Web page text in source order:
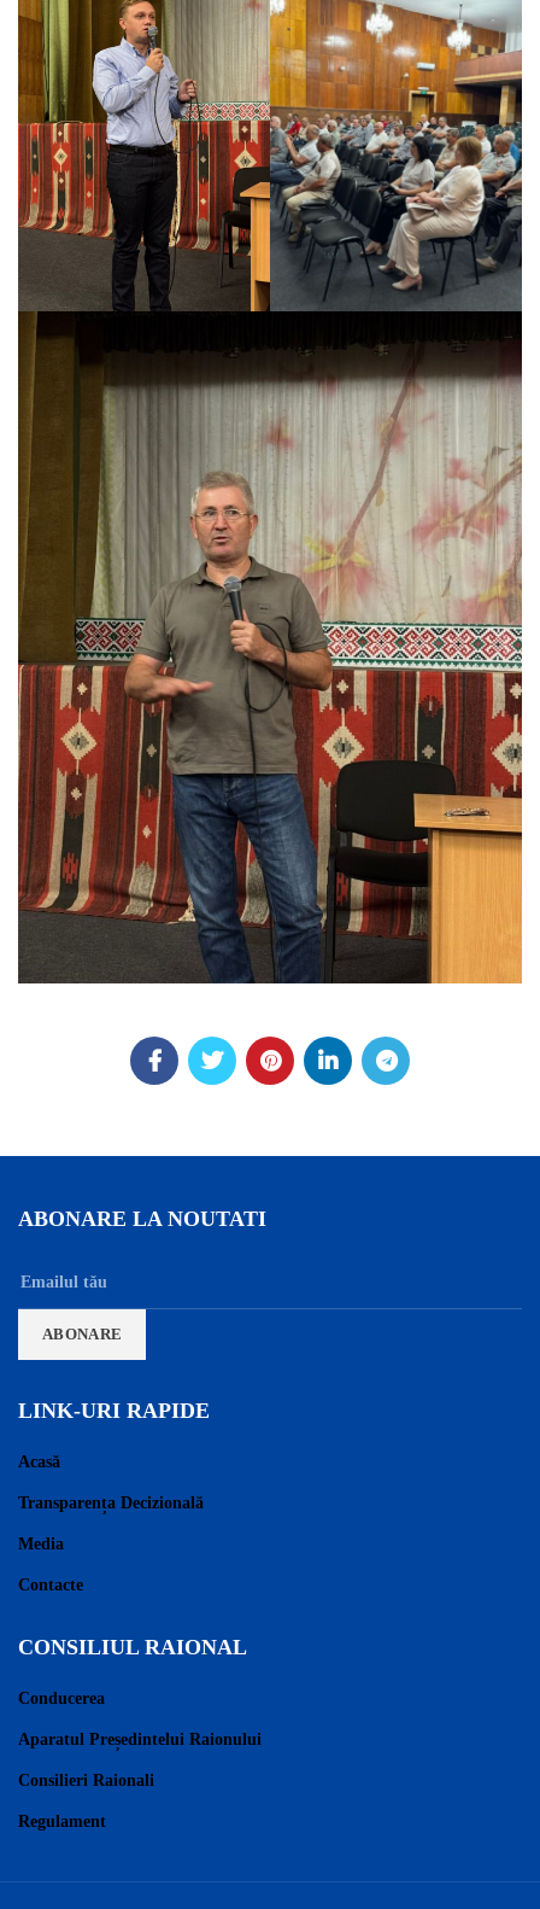
ABONARE LA NOUTATI
LINK-URI RAPIDE
Acasă
Transparența Decizională
Media
Contacte
CONSILIUL RAIONAL
Conducerea
Aparatul Președintelui Raionului
Consilieri Raionali
Regulament